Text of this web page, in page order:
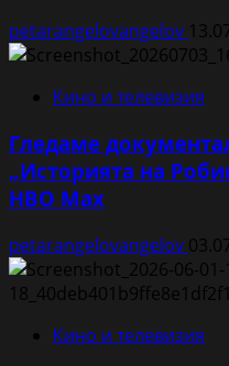
petarangelovangelov
Кино и телевизия
Гледаме
„Историята на
HBO Max
petarangelovangelov
Кино и телевизия